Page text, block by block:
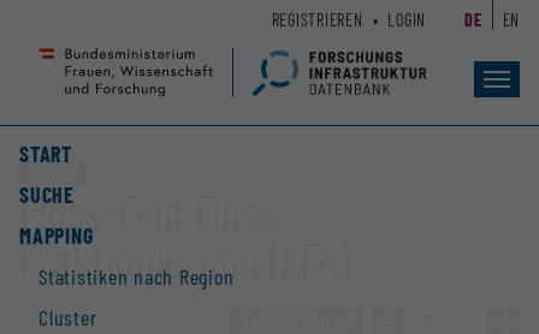
Seiteninhalt
Accesskey
Hauptnavigation
Accesskey
START
SUCHE
MAPPING
Statistiken nach Region
Cluster
REGISTRIEREN LOGIN DE EN
Fluss-Feld Fluss
Fraktionierung (AF4)